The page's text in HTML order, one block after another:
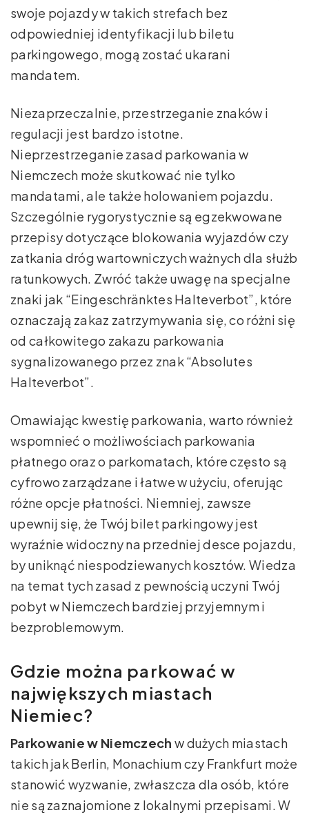
swoje pojazdy w takich strefach bez
odpowiedniej identyfikacji lub biletu
parkingowego, mogą zostać ukarani
mandatem.
Niezaprzeczalnie, przestrzeganie znaków i
regulacji jest bardzo istotne.
Nieprzestrzeganie zasad parkowania w
Niemczech może skutkować nie tylko
mandatami, ale także holowaniem pojazdu.
Szczególnie rygorystycznie są egzekwowane
przepisy dotyczące blokowania wyjazdów czy
zatkania dróg wartowniczych ważnych dla służb
ratunkowych. Zwróć także uwagę na specjalne
znaki jak “Eingeschränktes Halteverbot”, które
oznaczają zakaz zatrzymywania się, co różni się
od całkowitego zakazu parkowania
sygnalizowanego przez znak “Absolutes
Halteverbot”.
Omawiając kwestię parkowania, warto również
wspomnieć o możliwościach parkowania
płatnego oraz o parkomatach, które często są
cyfrowo zarządzane i łatwe w użyciu, oferując
różne opcje płatności. Niemniej, zawsze
upewnij się, że Twój bilet parkingowy jest
wyraźnie widoczny na przedniej desce pojazdu,
by uniknąć niespodziewanych kosztów. Wiedza
na temat tych zasad z pewnością uczyni Twój
pobyt w Niemczech bardziej przyjemnym i
bezproblemowym.
Gdzie można parkować w
największych miastach
Niemiec?
Parkowanie w Niemczech w dużych miastach
takich jak Berlin, Monachium czy Frankfurt może
stanowić wyzwanie, zwłaszcza dla osób, które
nie są zaznajomione z lokalnymi przepisami. W